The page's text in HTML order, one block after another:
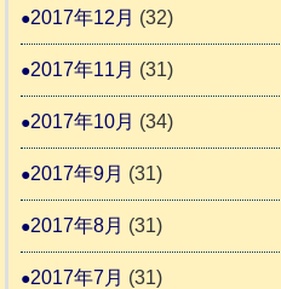
2017年12月 (32)
2017年11月 (31)
2017年10月 (34)
2017年9月 (31)
2017年8月 (31)
2017年7月 (31)